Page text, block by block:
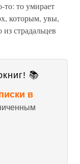
то: то умирает
которым, увы,
страдальцев
📚
в